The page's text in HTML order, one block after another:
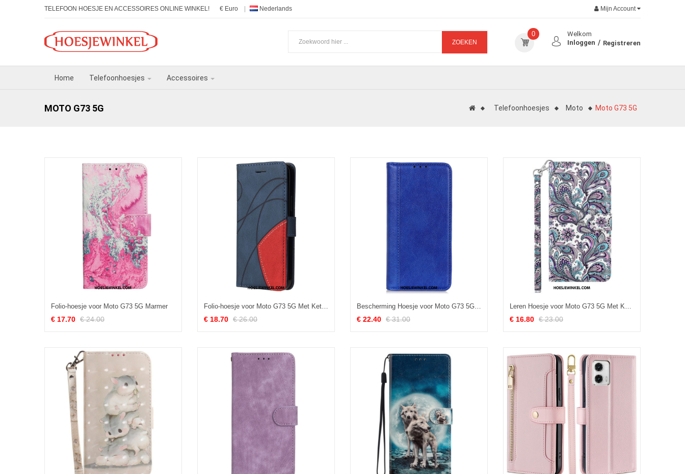
TELEFOON HOESJE EN ACCESSOIRES ONLINE WINKEL! € Euro Nederlands Mijn Account
ZOEKEN
Welkom
Inloggen
Registreren
0
Home Telefoonhoesjes Accessoires
MOTO G73 5G Telefoonhoesjes Moto Moto G73 5G
Folio-hoesje voor Moto G73 5G Marmer
€ 17.70 € 24.00
Folio-hoesje voor Moto G73 5G Met Ketting Tweekleurige Riem
€ 18.70 € 26.00
Bescherming Hoesje voor Moto G73 5G Folio-hoesje Stijlvol Splitleer
€ 22.40 € 31.00
Leren Hoesje voor Moto G73 5G Met Ketting Paisley-patroon Met Bandjes
€ 16.80 € 23.00